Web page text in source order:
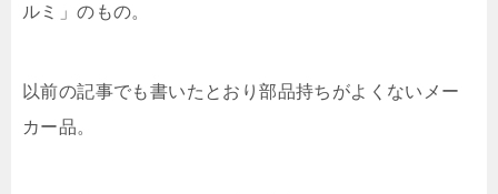
ルミ」のもの。
以前の記事でも書いたとおり部品持ちがよくないメー
カー品。